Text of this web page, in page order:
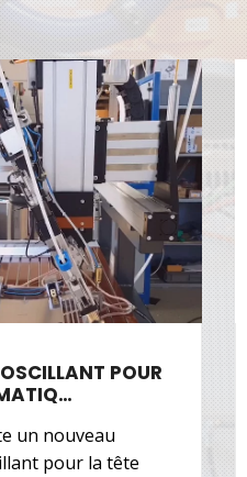
POUR
un nouveau
pour la tête